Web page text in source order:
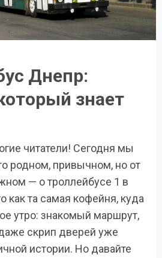
Днепр:
знает
читатели! Сегодня мы
родном, привычном, но от
— о троллейбусе 1 в
как та самая кофейня, куда
утро: знакомый маршрут,
скрип дверей уже
истории. Но давайте